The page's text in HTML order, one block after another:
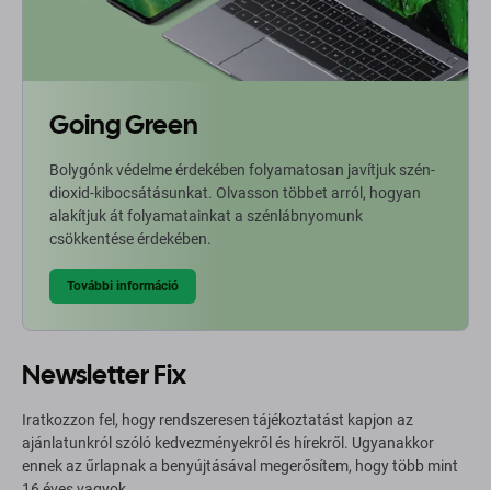
Going Green
Bolygónk védelme érdekében folyamatosan javítjuk szén-
dioxid-kibocsátásunkat. Olvasson többet arról, hogyan
alakítjuk át folyamatainkat a szénlábnyomunk
csökkentése érdekében.
További információ
Newsletter Fix
Iratkozzon fel, hogy rendszeresen tájékoztatást kapjon az
ajánlatunkról szóló kedvezményekről és hírekről. Ugyanakkor
ennek az űrlapnak a benyújtásával megerősítem, hogy több mint